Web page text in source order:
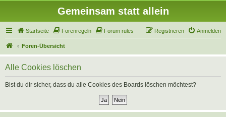
Gemeinsam statt allein
Startseite Forenregeln Forum rules Anmelden
Registrieren
Foren-Übersicht
Alle Cookies löschen
Bist du dir sicher, dass du alle Cookies des Boards löschen möchtest?